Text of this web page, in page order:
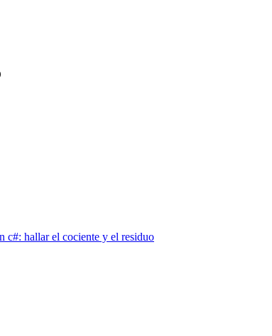
c#: hallar el cociente y el residuo